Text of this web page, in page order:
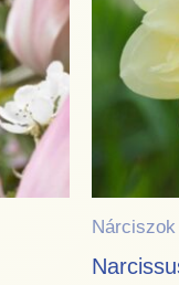
Nárciszok